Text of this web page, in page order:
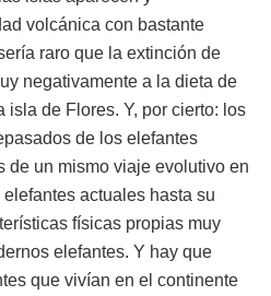
volcánica con bastante
raro que la extinción de
negativamente a la dieta de
isla de Flores. Y, por cierto: los
de los elefantes
de un mismo viaje evolutivo en
actuales hasta su
físicas propias muy
elefantes. Y hay que
que vivían en el continente